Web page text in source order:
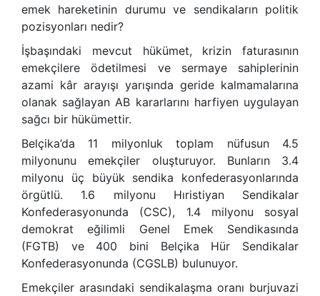
emek hareketinin durumu ve sendikaların politik
pozisyonları nedir?
İşbaşındaki mevcut hükümet, krizin faturasının
emekçilere ödetilmesi ve sermaye sahiplerinin
azami kâr arayışı yarışında geride kalmamalarına
olanak sağlayan AB kararlarını harfiyen uygulayan
sağcı bir hükümettir.
Belçika’da 11 milyonluk toplam nüfusun 4.5
milyonunu emekçiler oluşturuyor. Bunların 3.4
milyonu üç büyük sendika konfederasyonlarında
örgütlü. 1.6 milyonu Hıristiyan Sendikalar
Konfederasyonunda (CSC), 1.4 milyonu sosyal
demokrat eğilimli Genel Emek Sendikasında
(FGTB) ve 400 bini Belçika Hür Sendikalar
Konfederasyonunda (CGSLB) bulunuyor.
Emekçiler arasındaki sendikalaşma oranı burjuvazi